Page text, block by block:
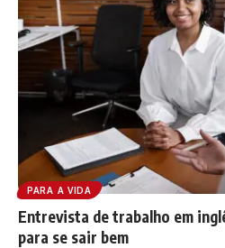
PARA A VIDA
Entrevista de trabalho em
para se sair bem